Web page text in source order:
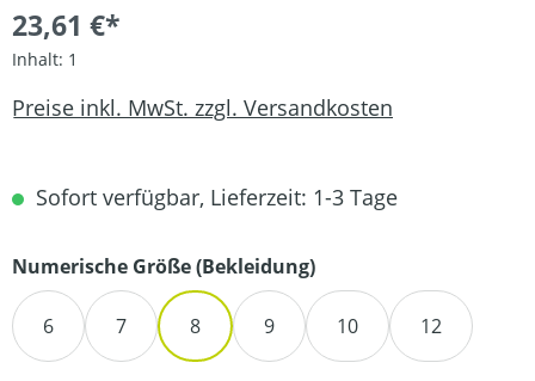
23,61 €*
Inhalt: 1
Preise inkl. MwSt. zzgl. Versandkosten
Sofort verfügbar, Lieferzeit: 1-3 Tage
Numerische Größe (Bekleidung)auswählen
6 7 8 9 10 12